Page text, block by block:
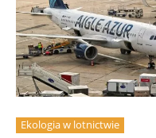
Ekologia w lotnictwie